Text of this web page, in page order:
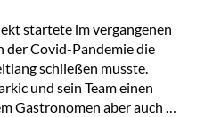
startete im vergangenen
der Covid-Pandemie die
schließen musste.
und sein Team einen
Gastronomen aber auch …